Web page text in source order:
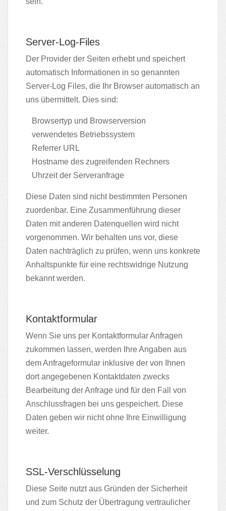
Server-Log-Files
Der Provider der Seiten erhebt und speichert
automatisch Informationen in so genannten
Server-Log Files, die Ihr Browser automatisch an
uns übermittelt. Dies sind:
Browsertyp und Browserversion
verwendetes Betriebssystem
Referrer URL
Hostname des zugreifenden Rechners
Uhrzeit der Serveranfrage
Diese Daten sind nicht bestimmten Personen
zuordenbar. Eine Zusammenführung dieser
Daten mit anderen Datenquellen wird nicht
vorgenommen. Wir behalten uns vor, diese
Daten nachträglich zu prüfen, wenn uns konkrete
Anhaltspunkte für eine rechtswidrige Nutzung
bekannt werden.
Kontaktformular
Wenn Sie uns per Kontaktformular Anfragen
zukommen lassen, werden Ihre Angaben aus
dem Anfrageformular inklusive der von Ihnen
dort angegebenen Kontaktdaten zwecks
Bearbeitung der Anfrage und für den Fall von
Anschlussfragen bei uns gespeichert. Diese
Daten geben wir nicht ohne Ihre Einwilligung
weiter.
SSL-Verschlüsselung
Diese Seite nutzt aus Gründen der Sicherheit
und zum Schutz der Übertragung vertraulicher